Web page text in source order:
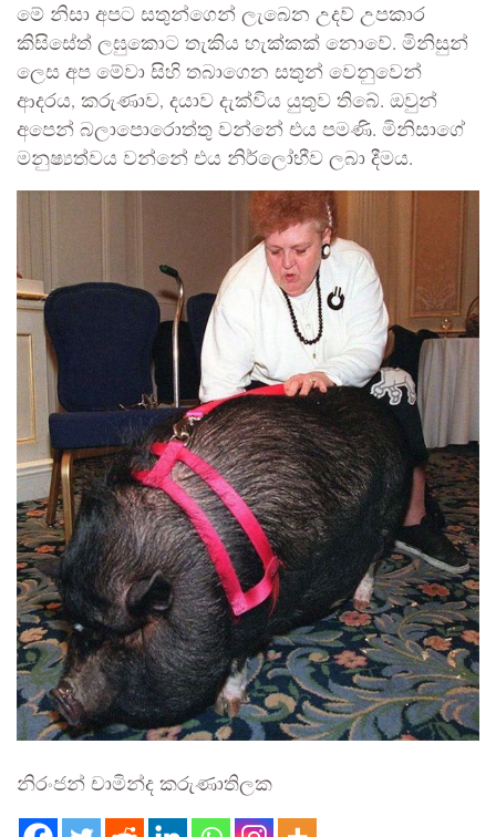
මේ නිසා අපට සතුන්ගෙන් ලැබෙන උදව් උපකාර
කිසිසේත් ලඝුකොට තැකිය හැක්කක් නොවේ. මිනිසුන්
ලෙස අප මේවා සිහි තබාගෙන සතුන් වෙනුවෙන්
ආදරය, කරුණාව, දයාව දැක්විය යුතුව තිබේ. ඔවුන්
අපෙන් බලාපොරොත්තු වන්නේ එය පමණි. මිනිසාගේ
මනුෂ්‍යත්වය වන්නේ එය නිර්ලෝභීව ලබා දීමය.
නිරංජන් චාමින්ද කරුණාතිලක